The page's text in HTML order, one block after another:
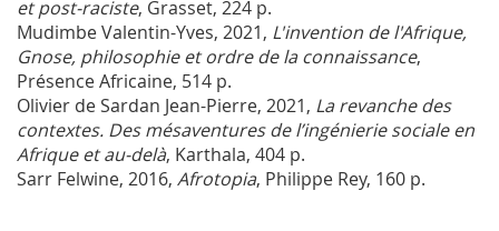
et post-raciste, Grasset, 224 p.
Mudimbe Valentin-Yves, 2021, L'invention de l'Afrique,
Gnose, philosophie et ordre de la connaissance,
Présence Africaine, 514 p.
Olivier de Sardan Jean-Pierre, 2021, La revanche des
contextes. Des mésaventures de l’ingénierie sociale en
Afrique et au-delà, Karthala, 404 p.
Sarr Felwine, 2016, Afrotopia, Philippe Rey, 160 p.